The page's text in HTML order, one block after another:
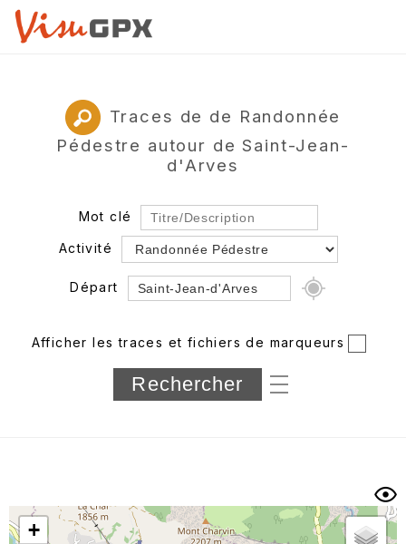
Traces de de Randonnée
Pédestre autour de Saint-Jean-
d'Arves
Mot clé
Activité
Départ
Département
Longueur min/max
Trier par
Afficher les traces et fichiers de marqueurs
+